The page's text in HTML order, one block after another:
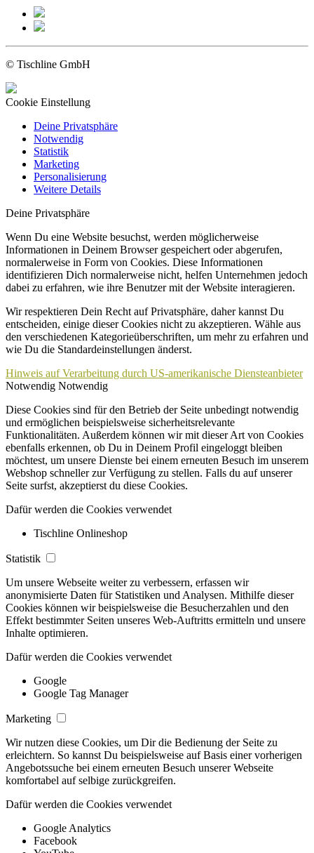
© Tischline GmbH
Cookie Einstellung
Deine Privatsphäre
Notwendig
Statistik
Marketing
Personalisierung
Weitere Details
Deine Privatsphäre
Wenn Du eine Website besuchst, werden möglicherweise
Informationen in Deinem Browser gespeichert oder abgerufen,
normalerweise in Form von Cookies. Diese Informationen
identifizieren Dich normalerweise nicht, helfen Unternehmen jedoch
dabei zu erfahren, wie ihre Benutzer mit der Website interagieren.
Wir respektieren Dein Recht auf Privatsphäre, daher kannst Du
entscheiden, einige dieser Cookies nicht zu akzeptieren. Wähle aus
den verschiedenen Kategorieüberschriften, um mehr zu erfahren und
wie Du die Standardeinstellungen änderst.
Hinweis auf Verarbeitung durch US-amerikanische Diensteanbieter
Notwendig Notwendig
Diese Cookies sind für den Betrieb der Seite unbedingt notwendig
und ermöglichen beispielsweise sicherheitsrelevante
Funktionalitäten. Außerdem können wir mit dieser Art von Cookies
ebenfalls erkennen, ob Du in Deinem Profil eingeloggt bleiben
möchtest, um unsere Dienste bei einem erneuten Besuch im unserem
Webshop schneller zur Verfügung zu stellen. Falls du auf unserer
Seite surfst, akzeptierst du diese Cookies.
Dafür werden die Cookies verwendet
Tischline Onlineshop
Statistik
Um unsere Webseite weiter zu verbessern, erfassen wir
anonymisierte Daten für Statistiken und Analysen. Mithilfe dieser
Cookies können wir beispielsweise die Besucherzahlen und den
Effekt bestimmter Seiten unseres Web-Auftritts ermitteln und unsere
Inhalte optimieren.
Dafür werden die Cookies verwendet
Google
Google Tag Manager
Marketing
Wir nutzen diese Cookies, um Dir die Bedienung der Seite zu
erleichtern. So kannst Du beispielsweise auf Basis einer vorherigen
Angebotssuche bei einem erneuten Besuch unserer Webseite
komfortabel auf selbige zurückgreifen.
Dafür werden die Cookies verwendet
Google Analytics
Facebook